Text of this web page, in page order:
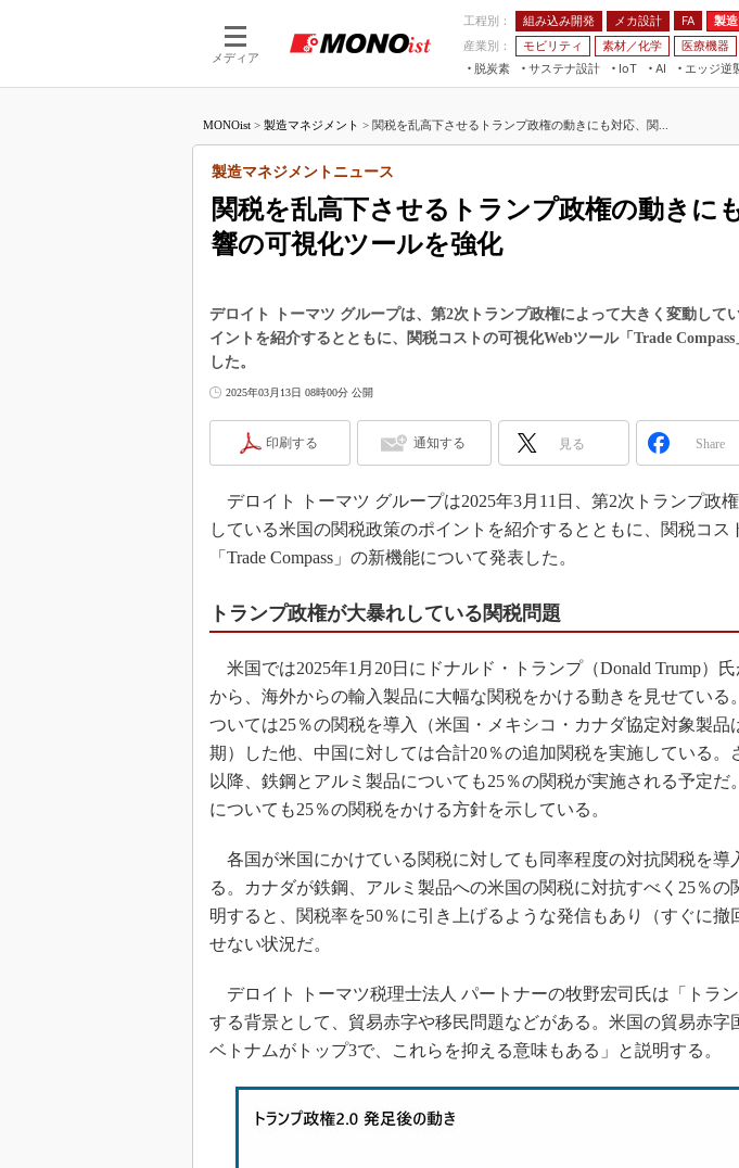
メディア
工程別： 組み込み開発 メカ設計 FA 製
産業別：
モビリティ 素材／化学 医療機器
脱炭素
サステナ設計
IoT
つながる工場
AI
AI×設備保全
エッジ逆
JIMTOF
IIFES
TECHNO-FRONTIER
人テク展
日本ものづくりワールド
産業オープンネット展
つながるクルマ
VR／AR
フィールドサービ
組み込みモデリン
3Dプリンタ
デジタルツイン
イノベーション
製造業ビッグデ
メイドインジャパ
植物工場
知財マネジメント
制御セキュリティ
新型コロナへの
モビリティ
MONOist > 製造マネジメント > 関税を乱高下させるトランプ政権の動きにも対応、関...
関税を乱高下させるトランプ政権の動きに
響の可視化ツールを強化
製造マネジメントニュース
デロイト トーマツ グループは、第2次トランプ政権によって大きく変動して
イントを紹介するとともに、関税コストの可視化Webツール「Trade
した。
2025年03月13日 08時00分 公開
印刷する 通知する 見る Share
デロイト トーマツ グループは2025年3月11日、第2次トランプ政
している米国の関税政策のポイントを紹介するとともに、関税コス
「Trade Compass」の新機能について発表した。
トランプ政権が大暴れしている関税問題
米国では2025年1月20日にドナルド・トランプ（Donald Trump）
から、海外からの輸入製品に大幅な関税をかける動きを見せている
ついては25％の関税を導入（米国・メキシコ・カナダ協定対象製品
期）した他、中国に対しては合計20％の追加関税を実施している。
以降、鉄鋼とアルミ製品についても25％の関税が実施される予定だ
についても25％の関税をかける方針を示している。
各国が米国にかけている関税に対しても同率程度の対抗関税を導
る。カナダが鉄鋼、アルミ製品への米国の関税に対抗すべく25％の
明すると、関税率を50％に引き上げるような発信もあり（すぐに撤
せない状況だ。
デロイト トーマツ税理士法人 パートナーの牧野宏司氏は「トラ
する背景として、貿易赤字や移民問題などがある。米国の貿易赤字
ベトナムがトップ3で、これらを抑える意味もある」と説明する。